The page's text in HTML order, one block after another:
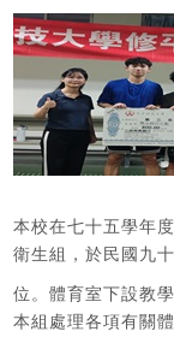
本校在七十五學年
衛生組，於民國九
位。體育室下設教
本組處理各項有關